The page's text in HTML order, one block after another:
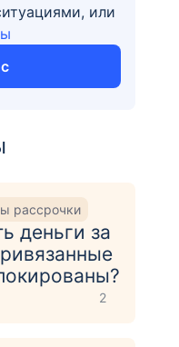
или
рассрочки
деньги за
2